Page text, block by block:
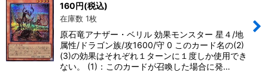
160円(税込)
在庫数 1枚
原石竜アナザー・ベリル 効果モンスター 星４/地
属性/ドラゴン族/攻1600/守 0 このカード名の(2)
(3)の効果はそれぞれ１ターンに１度しか使用でき
ない。 (1)：このカードが召喚した場合に発…